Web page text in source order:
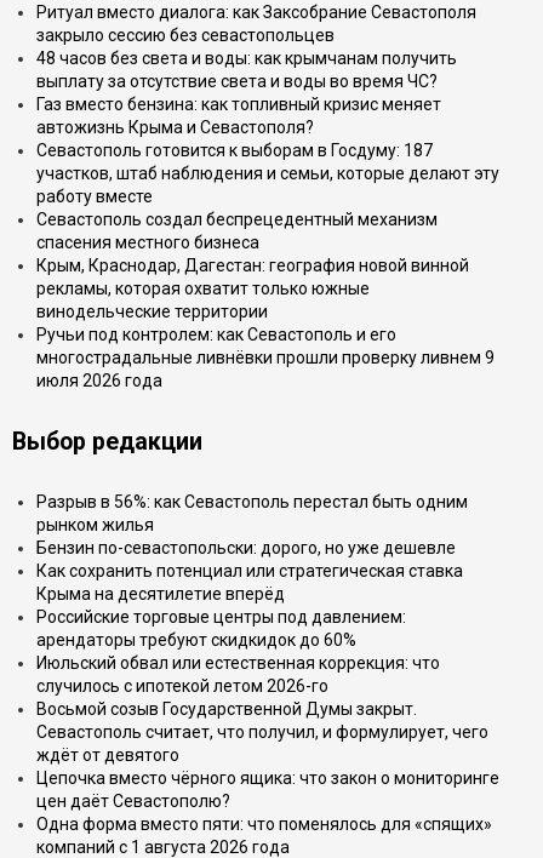
Ритуал вместо диалога: как Заксобрание Севастополя
закрыло сессию без севастопольцев
48 часов без света и воды: как крымчанам получить
выплату за отсутствие света и воды во время ЧС?
Газ вместо бензина: как топливный кризис меняет
автожизнь Крыма и Севастополя?
Севастополь готовится к выборам в Госдуму: 187
участков, штаб наблюдения и семьи, которые делают эту
работу вместе
Севастополь создал беспрецедентный механизм
спасения местного бизнеса
Крым, Краснодар, Дагестан: география новой винной
рекламы, которая охватит только южные
винодельческие территории
Ручьи под контролем: как Севастополь и его
многострадальные ливнёвки прошли проверку ливнем 9
июля 2026 года
Выбор редакции
Разрыв в 56%: как Севастополь перестал быть одним
рынком жилья
Бензин по-севастопольски: дорого, но уже дешевле
Как сохранить потенциал или стратегическая ставка
Крыма на десятилетие вперёд
Российские торговые центры под давлением:
арендаторы требуют скидкидок до 60%
Июльский обвал или естественная коррекция: что
случилось с ипотекой летом 2026-го
Восьмой созыв Государственной Думы закрыт.
Севастополь считает, что получил, и формулирует, чего
ждёт от девятого
Цепочка вместо чёрного ящика: что закон о мониторинге
цен даёт Севастополю?
Одна форма вместо пяти: что поменялось для «спящих»
компаний с 1 августа 2026 года